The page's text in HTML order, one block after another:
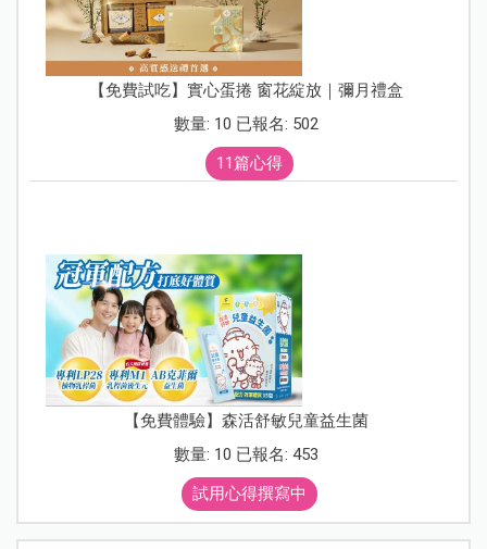
【免費試吃】實心蛋捲 窗花綻放｜彌月禮盒
數量: 10 已報名: 502
11篇心得
【免費體驗】森活舒敏兒童益生菌
數量: 10 已報名: 453
試用心得撰寫中